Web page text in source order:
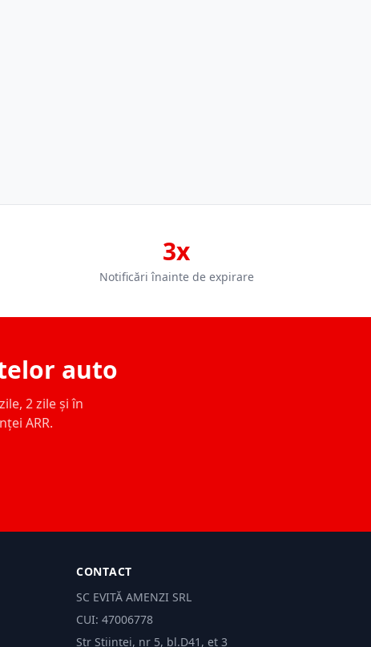
3x
Notificări înainte de expirare
auto
2 zile și în
ARR.
CONTACT
SC EVITĂ AMENZI SRL
CUI: 47006778
Str Științei, nr 5, bl.D41, et 3